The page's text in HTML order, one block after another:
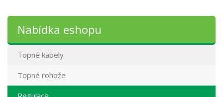
Nabídka eshopu
Topné kabely
Topné rohože